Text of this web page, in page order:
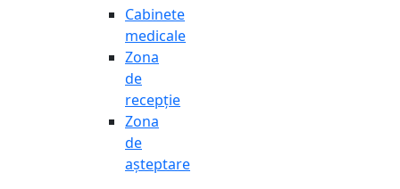
Cabinete
medicale
Zona
de
recepție
Zona
de
așteptare